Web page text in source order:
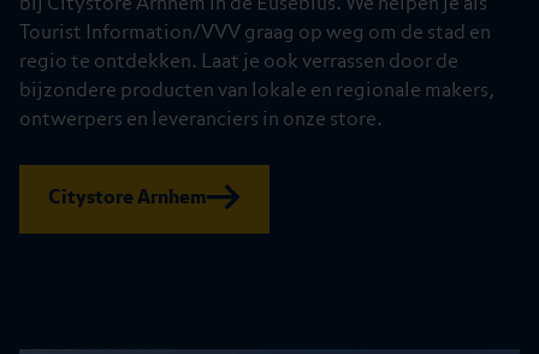
bij Citystore Arnhem in de Eusebius. We helpen je als
Tourist Information/VVV graag op weg om de stad en
regio te ontdekken. Laat je ook verrassen door de
bijzondere producten van lokale en regionale makers,
ontwerpers en leveranciers in onze store.
Citystore Arnhem